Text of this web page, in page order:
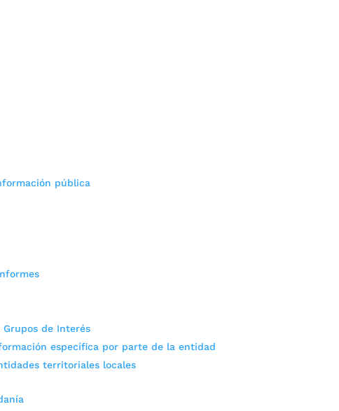
pública
de Interés
específica por parte de la entidad
territoriales locales